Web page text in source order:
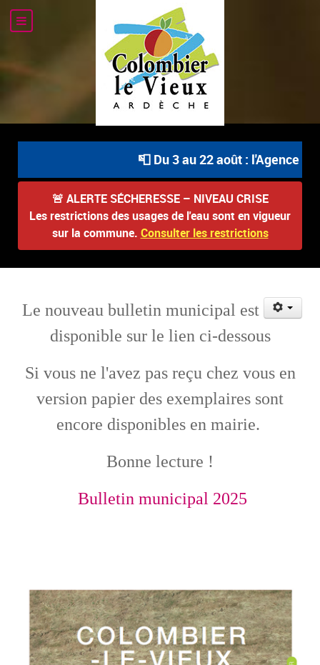
📮 Du 3 au 22 août : l'Agence
🚨 ALERTE SÉCHERESSE – NIVEAU CRISE
Les restrictions des usages de l'eau sont en vigueur
sur la commune. Consulter les restrictions
Le nouveau bulletin municipal est
disponible sur le lien ci-dessous
Si vous ne l'avez pas reçu chez vous en
version papier des exemplaires sont
encore disponibles en mairie.
Bonne lecture !
Bulletin municipal 2025